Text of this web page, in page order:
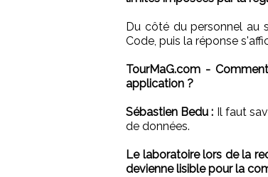
Du côté du personnel au
Code, puis la réponse
TourMaG.com -
application ?
Sébastien Bedu : Il faut
de données.
Le laboratoire lors de la
devienne lisible pour la